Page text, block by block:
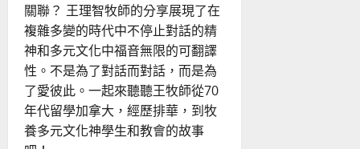
關聯？ 王理智牧師的分享展現了在
複雜多變的時代中不停止對話的精
神和多元文化中福音無限的可翻譯
性。不是為了對話而對話，而是為
了愛彼此。一起來聽聽王牧師從70
年代留學加拿大，經歷排華，到牧
養多元文化神學生和教會的故事